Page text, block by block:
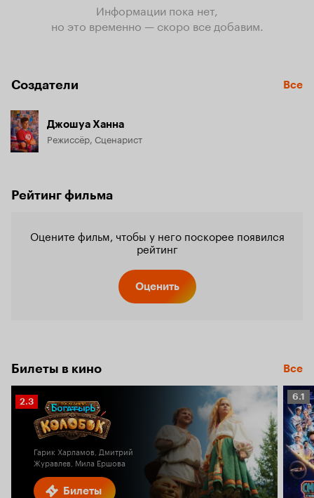
Информации пока нет,
но это временно — скоро все добавим.
Создатели Все
Джошуа Ханна
Режиссёр, Сценарист
Рейтинг фильма
Оцените фильм, чтобы у него поскорее появился
рейтинг
Оценить
Билеты в кино Все
Билеты
Рейтинг
Кинопоиска
2.3
Гарик Харламов, Дмитрий
Журавлев, Мила Ершова
6.1
6.1